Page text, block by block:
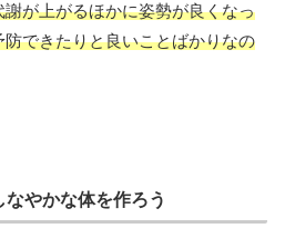
が上がるほかに姿勢が良くなっ
できたりと良いことばかりなの
やかな体を作ろう